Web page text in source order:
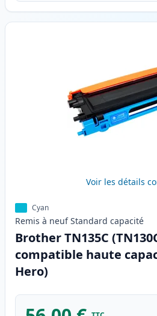
Voir les détails
Cyan
Remis à neuf Standard capacité
Brother TN135C
compatible haute
Hero)